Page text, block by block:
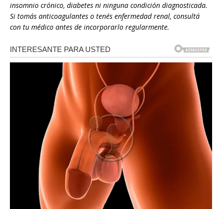
insomnio crónico, diabetes ni ninguna condición diagnosticada.
Si tomás anticoagulantes o tenés enfermedad renal, consultá
con tu médico antes de incorporarlo regularmente.